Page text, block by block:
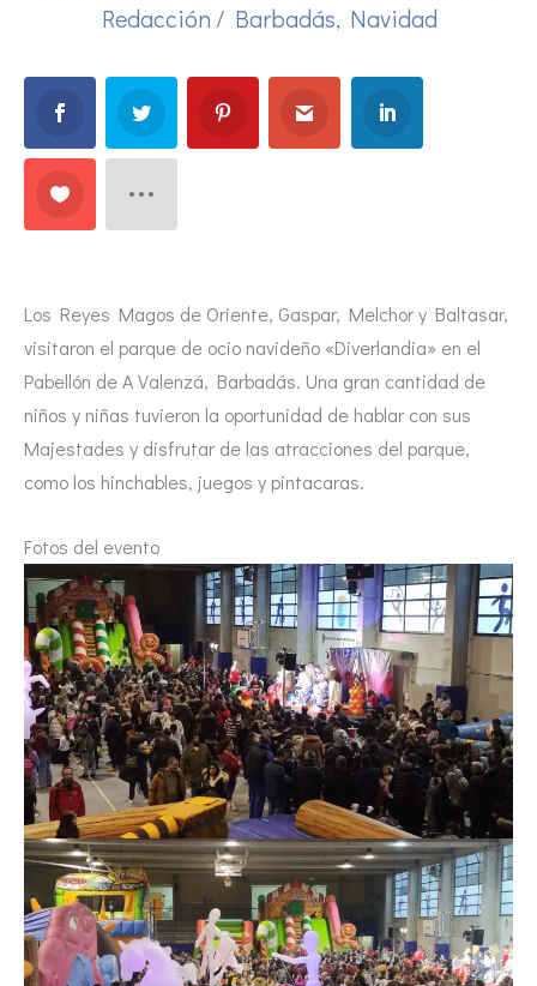
Redacción / Barbadás, Navidad
Los Reyes Magos de Oriente, Gaspar, Melchor y Baltasar,
visitaron el parque de ocio navideño «Diverlandia» en el
Pabellón de A Valenzá, Barbadás. Una gran cantidad de
niños y niñas tuvieron la oportunidad de hablar con sus
Majestades y disfrutar de las atracciones del parque,
como los hinchables, juegos y pintacaras.
Fotos del evento